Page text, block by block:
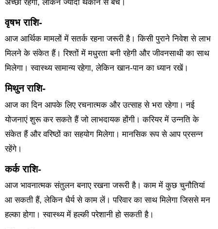
अच्छा रहेगा, लेकिन ज्यादा थकान से बचें।
वृषभ राशि-
आज आर्थिक मामलों में सतर्क रहना जरूरी है। किसी पुराने निवेश से लाभ
मिलने के संकेत हैं। रिश्तों में मधुरता बनी रहेगी और जीवनसाथी का साथ
मिलेगा। स्वास्थ्य सामान्य रहेगा, लेकिन खान-पान का ध्यान रखें।
मिथुन राशि-
आज का दिन आपके लिए रचनात्मक और उत्साह से भरा रहेगा। नई
योजनाएं शुरू कर सकते हैं जो लाभदायक होंगी। करियर में उन्नति के
संकेत हैं और वरिष्ठों का सहयोग मिलेगा। मानसिक रूप से आप प्रसन्न
रहेंगे।
कर्क राशि-
आज भावनात्मक संतुलन बनाए रखना जरूरी है। काम में कुछ चुनौतियां
आ सकती हैं, लेकिन धैर्य से काम लें। परिवार का साथ मिलेगा जिससे मन
हल्का होगा। स्वास्थ्य में हल्की परेशानी हो सकती है।